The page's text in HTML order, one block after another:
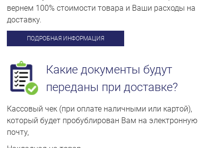
вернем 100% стоимости товара и Ваши расходы на
доставку.
ПОДРОБНАЯ ИНФОРМАЦИЯ
Какие документы будут
переданы при доставке?
Кассовый чек (при оплате наличными или картой),
который будет пробублирован Вам на электронную
почту,